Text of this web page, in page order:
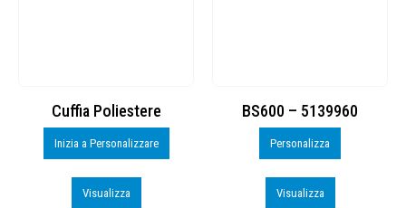
Cuffia Poliestere
Inizia a Personalizzare
Visualizza
BS600 – 5139960
Personalizza
Visualizza